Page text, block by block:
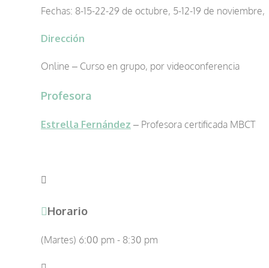
Fechas: 8-15-22-29 de octubre, 5-12-19 de
Dirección
Online – Curso en grupo, por videoconferencia
Profesora
Estrella Fernández – Profesora certificada MBCT
Horario
(Martes) 6:00 pm - 8:30 pm